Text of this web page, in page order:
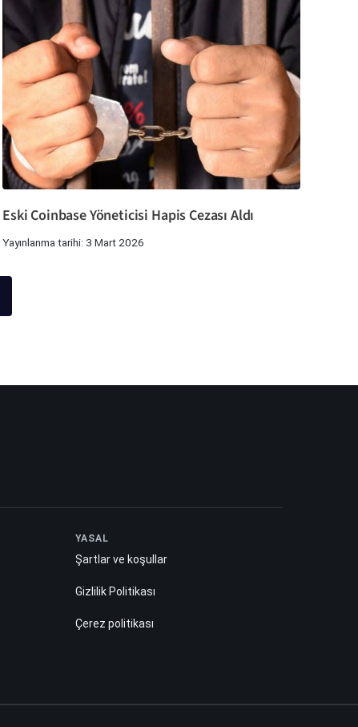
Eski Coinbase Yöneticisi Hapis Cezası Aldı
Yayınlanma tarihi: 3 Mart 2026
YASAL
Şartlar ve koşullar
Gizlilik Politikası
Çerez politikası